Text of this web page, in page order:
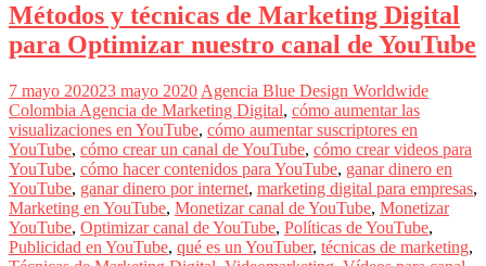
Medios
de
la
Blue
Design
Colombia
y
sus
filiales
en
América
Latina
Métodos y técnicas de Marketing Digital
para Optimizar nuestro canal de YouTube
7 mayo 202023 mayo 2020 Agencia Blue Design Worldwide
Colombia Agencia de Marketing Digital, cómo aumentar las
visualizaciones en YouTube, cómo aumentar suscriptores en
YouTube, cómo crear un canal de YouTube, cómo crear videos para
YouTube, cómo hacer contenidos para YouTube, ganar dinero en
YouTube, ganar dinero por internet, marketing digital para empresas,
Marketing en YouTube, Monetizar canal de YouTube, Monetizar
YouTube, Optimizar canal de YouTube, Políticas de YouTube,
Publicidad en YouTube, qué es un YouTuber, técnicas de marketing,